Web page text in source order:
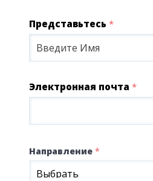
Представьтесь *
Электронная почта *
Направление *
Выбрать